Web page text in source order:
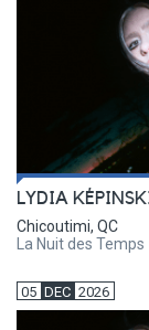
LYDIA
Chicoutimi, QC
La Nuit des Temps
05 DEC 2026